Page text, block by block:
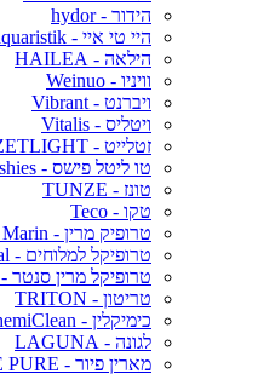
הידור - hydor
היי טי איי - ATI aquaristik
הילאה - HAILEA
וויניו - Weinuo
ויברנט - Vibrant
ויטליס - Vitalis
זטלייט - ZETLIGHT
טו ליטל פישס - Two Little Fishies
טונז - TUNZE
טקו - Teco
טרופיק מרין - Tropic Marin
טרופיקל למלוחים - Tropical
טרופיקל מרין סנטר - TMC
טריטון - TRITON
כימיקלין - ChemiClean
לגונה - LAGUNA
מארין פיור - MARINE PURE